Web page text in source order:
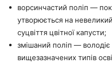
ворсинчастий поліп —
утворюється на
суцвіття цвітної капусти;
змішаний поліп —
вищезазначених типів